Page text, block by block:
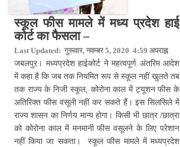
स्कूल फीस मामले में मध्य प्रदेश हाई
कोर्ट का फैसला –
Last Updated: गुरूवार, नवम्बर 5, 2020 4:59 अपराह्न
जबलपुर। मध्यप्रदेश हाईकोर्ट ने महत्वपूर्ण अंतरिम आदेश
में कहा है कि जब तक नियमित रूप से स्कूल नहीं खुलते तब
तक राज्य के निजी स्कूल, कोरोना काल में ट्यूशन फीस के
अतिरिक्त फीस वसूली नहीं कर सकते हैं। इस सिलसिले में
राज्य शासन का निर्णय मान्य होगा। किसी भी छात्र /छात्रा
को कोरोना काल में मनमानी फीस वसूलने के लिए परेशान
नहीं किया जा सकता। स्कूल फीस मामले में मध्यप्रदेश